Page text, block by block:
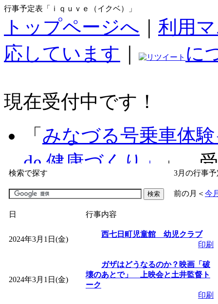
行事予定表「ｉｑｕｖｅ（イクベ）」
トップページへ
利用
応しています
に
現在受付中です！
「 みなづる号乗車体
de 健康づくり」
」 受
「子育て交流広場「
間：2026/07/09～
「皆鶴姫のこびる塾
」 受付期間：～
子育て講座「ばん
検索で探す 3月の行事予
前の月 ＜ 今
日 行事内容
2024年3月1日(金)
西七日町児童館 幼児クラブ
印刷
2024年3月1日(金)
ガザはどうなるのか？映画「破
壊のあとで」 上映会と土井監督ト
ーク
印刷